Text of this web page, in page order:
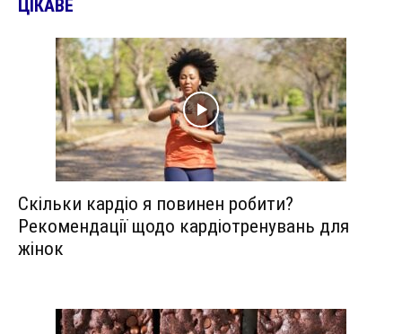
ЦІКАВЕ
Скільки кардіо я повинен робити?
Рекомендації щодо кардіотренувань для
жінок